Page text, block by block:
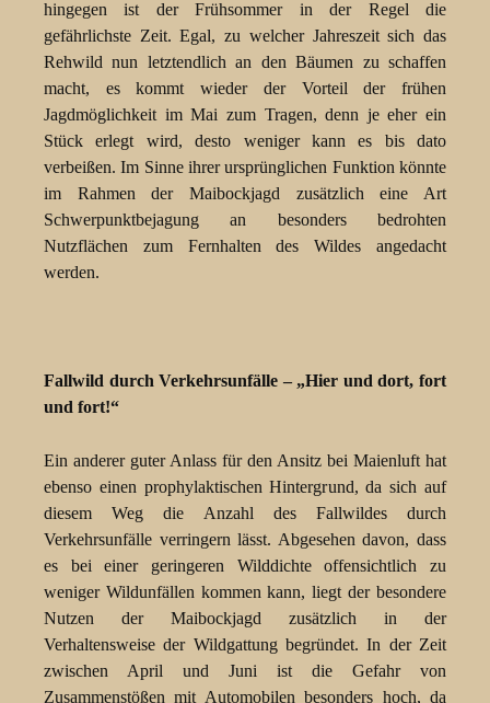
hingegen ist der Frühsommer in der Regel die
gefährlichste Zeit. Egal, zu welcher Jahreszeit sich das
Rehwild nun letztendlich an den Bäumen zu schaffen
macht, es kommt wieder der Vorteil der frühen
Jagdmöglichkeit im Mai zum Tragen, denn je eher ein
Stück erlegt wird, desto weniger kann es bis dato
verbeißen. Im Sinne ihrer ursprünglichen Funktion könnte
im Rahmen der Maibockjagd zusätzlich eine Art
Schwerpunktbejagung an besonders bedrohten
Nutzflächen zum Fernhalten des Wildes angedacht
werden.
Fallwild durch Verkehrsunfälle – „Hier und dort, fort
und fort!“
Ein anderer guter Anlass für den Ansitz bei Maienluft hat
ebenso einen prophylaktischen Hintergrund, da sich auf
diesem Weg die Anzahl des Fallwildes durch
Verkehrsunfälle verringern lässt. Abgesehen davon, dass
es bei einer geringeren Wilddichte offensichtlich zu
weniger Wildunfällen kommen kann, liegt der besondere
Nutzen der Maibockjagd zusätzlich in der
Verhaltensweise der Wildgattung begründet. In der Zeit
zwischen April und Juni ist die Gefahr von
Zusammenstößen mit Automobilen besonders hoch, da